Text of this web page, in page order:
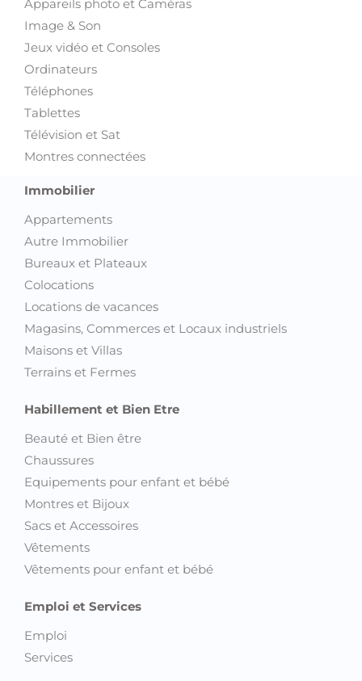
Appareils photo et Caméras
Image & Son
Jeux vidéo et Consoles
Ordinateurs
Téléphones
Tablettes
Télévision et Sat
Montres connectées
Immobilier
Appartements
Autre Immobilier
Bureaux et Plateaux
Colocations
Locations de vacances
Magasins, Commerces et Locaux industriels
Maisons et Villas
Terrains et Fermes
Habillement et Bien Etre
Beauté et Bien être
Chaussures
Equipements pour enfant et bébé
Montres et Bijoux
Sacs et Accessoires
Vêtements
Vêtements pour enfant et bébé
Emploi et Services
Emploi
Services